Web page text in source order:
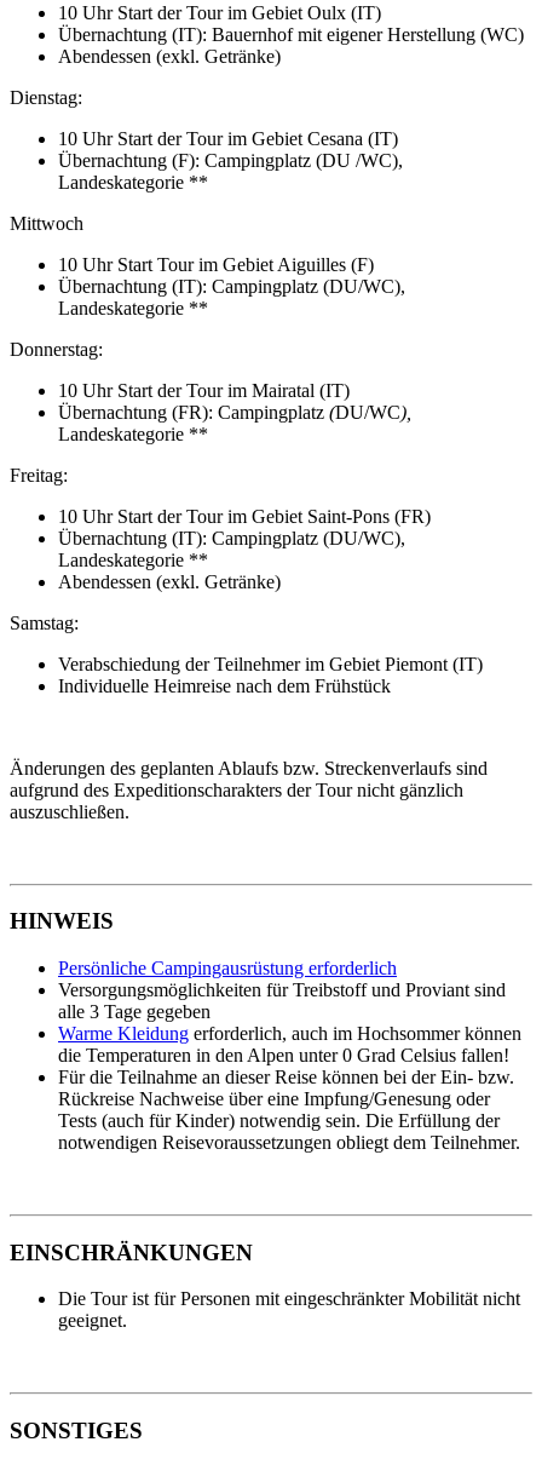
10 Uhr Start der Tour im Gebiet Oulx (IT)
Übernachtung (IT): Bauernhof mit eigener Herstellung (WC)
Abendessen (exkl. Getränke)
Dienstag:
10 Uhr Start der Tour im Gebiet Cesana (IT)
Übernachtung (F): Campingplatz (DU /WC),
Landeskategorie **
Mittwoch
10 Uhr Start Tour im Gebiet Aiguilles (F)
Übernachtung (IT): Campingplatz (DU/WC),
Landeskategorie **
Donnerstag:
10 Uhr Start der Tour im Mairatal (IT)
Übernachtung (FR): Campingplatz (DU/WC),
Landeskategorie **
Freitag:
10 Uhr Start der Tour im Gebiet Saint-Pons (FR)
Übernachtung (IT): Campingplatz (DU/WC),
Landeskategorie **
Abendessen (exkl. Getränke)
Samstag:
Verabschiedung der Teilnehmer im Gebiet Piemont (IT)
Individuelle Heimreise nach dem Frühstück
Änderungen des geplanten Ablaufs bzw. Streckenverlaufs sind
aufgrund des Expeditionscharakters der Tour nicht gänzlich
auszuschließen.
HINWEIS
Persönliche Campingausrüstung erforderlich
Versorgungsmöglichkeiten für Treibstoff und Proviant sind
alle 3 Tage gegeben
Warme Kleidung erforderlich, auch im Hochsommer können
die Temperaturen in den Alpen unter 0 Grad Celsius fallen!
Für die Teilnahme an dieser Reise können bei der Ein- bzw.
Rückreise Nachweise über eine Impfung/Genesung oder
Tests (auch für Kinder) notwendig sein. Die Erfüllung der
notwendigen Reisevoraussetzungen obliegt dem Teilnehmer.
EINSCHRÄNKUNGEN
Die Tour ist für Personen mit eingeschränkter Mobilität nicht
geeignet.
SONSTIGES